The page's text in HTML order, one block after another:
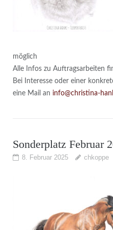
möglich
Alle Infos zu Auftragsarbeiten
Bei Interesse oder einer
eine Mail an info@christina-
Sonderplatz Februar
8. Februar 2025 chkoppe